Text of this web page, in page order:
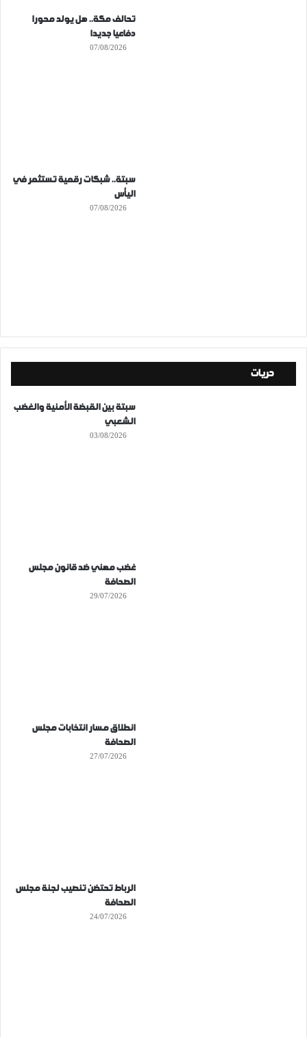
تحالف مكة.. هل يولد محورا
دفاعيا جديدا
07/08/2026
سبتة.. شبكات رقمية تستثمر في
اليأس
07/08/2026
حريات
سبتة بين القبضة الأمنية والغضب
الشعبي
03/08/2026
غضب مهني ضد قانون مجلس
الصحافة
29/07/2026
انطلاق مسار انتخابات مجلس
الصحافة
27/07/2026
الرباط تحتضن تنصيب لجنة مجلس
الصحافة
24/07/2026